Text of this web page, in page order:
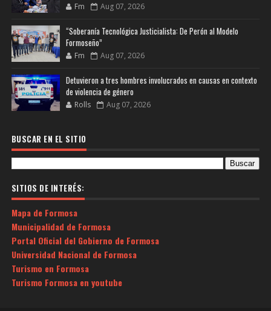
Fm Aug 07, 2026
“Soberanía Tecnológica Justicialista: De Perón al Modelo
Formoseño”
Fm Aug 07, 2026
Detuvieron a tres hombres involucrados en causas en contexto
de violencia de género
Rolls Aug 07, 2026
BUSCAR EN EL SITIO
SITIOS DE INTERÉS:
Mapa de Formosa
Municipalidad de Formosa
Portal Oficial del Gobierno de Formosa
Universidad Nacional de Formosa
Turismo en Formosa
Turismo Formosa en youtube